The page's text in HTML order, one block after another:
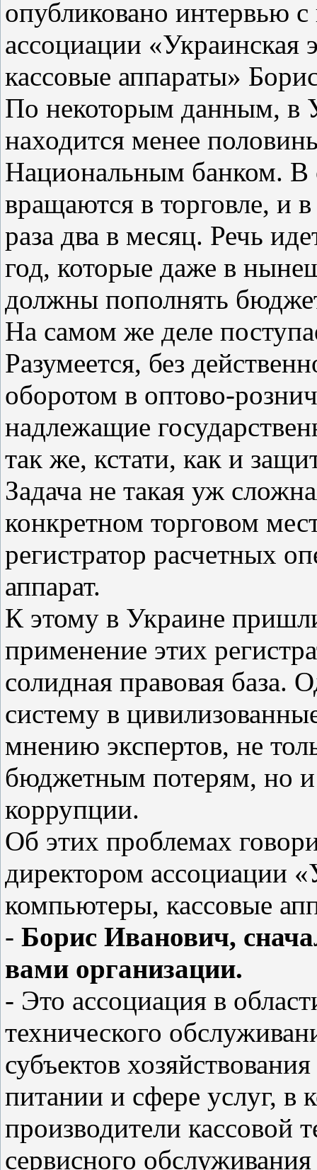
опубликовано интервью
ассоциации «Украинская
кассовые аппараты»
По некоторым данным, в
находится менее
Национальным банком. В
вращаются в торговле, и
раза два в месяц. Речь
год, которые даже в
должны пополнять
На самом же деле
Разумеется, без
оборотом в оптово-
надлежащие
так же, кстати, как и
Задача не такая уж
конкретном торговом
регистратор расчетных
аппарат.
К этому в Украине
применение этих
солидная правовая база.
систему в
мнению экспертов, не
бюджетным потерям, но и
коррупции.
Об этих проблемах
директором ассоциации
компьютеры, кассовые
- Борис Иванович,
вами организации.
- Это ассоциация в
технического
субъектов
питании и сфере услуг, в
производители кассовой
сервисного